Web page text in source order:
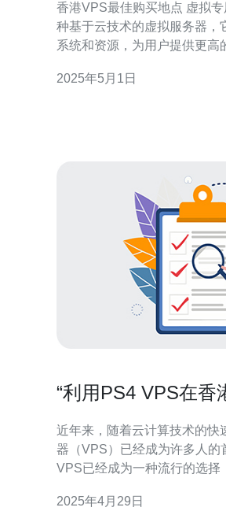
香港VPS最佳购买地点 虚拟专用服务器（VPS）是一
种基于云技术的虚拟服务器，
系统和资源，为用户提供更高
佳购买地点是关键。 选择位于香港的VPS供应商时，
2025年5月1日
“利用PS4 VPS在香
近年来，随着云计算技术的快
器（VPS）已经成为许多人的
VPS已经成为一种流行的选择
用PS4 VPS在香港和美国进行游戏体验
2025年4月29日